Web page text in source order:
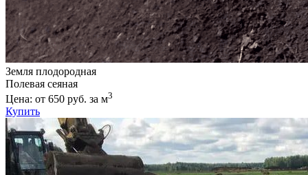
Земля плодородная
Полевая сеяная
Цена: от 650 руб. за м3
Купить